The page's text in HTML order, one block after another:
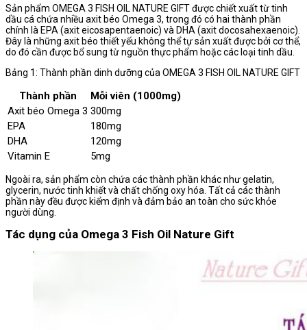
Sản phẩm OMEGA 3 FISH OIL NATURE GIFT được chiết xuất từ tinh
dầu cá chứa nhiều axit béo Omega 3, trong đó có hai thành phần
chính là EPA (axit eicosapentaenoic) và DHA (axit docosahexaenoic).
Đây là những axit béo thiết yếu không thể tự sản xuất được bởi cơ thể,
do đó cần được bổ sung từ nguồn thực phẩm hoặc các loại tinh dầu.
Bảng 1: Thành phần dinh dưỡng của OMEGA 3 FISH OIL NATURE GIFT
Thành phần
Mỗi viên (1000mg)
Axit béo Omega 3 300mg
EPA
180mg
DHA
120mg
Vitamin E
5mg
Ngoài ra, sản phẩm còn chứa các thành phần khác như gelatin,
glycerin, nước tinh khiết và chất chống oxy hóa. Tất cả các thành
phần này đều được kiểm định và đảm bảo an toàn cho sức khỏe
người dùng.
Tác dụng của Omega 3 Fish Oil Nature Gift